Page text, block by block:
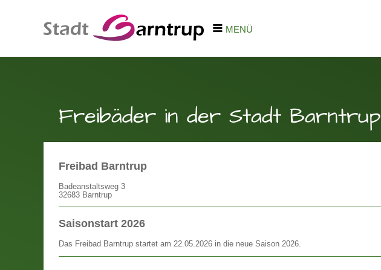
MENÜ
Freibäder in der Stadt Barntrup
Freibad Barntrup
Badeanstaltsweg 3
32683 Barntrup
Saisonstart 2026
Das Freibad Barntrup startet am 22.05.2026 in die neue Saison 2026.